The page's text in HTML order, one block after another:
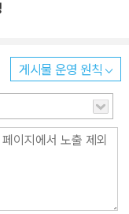
게시물 운영 원칙